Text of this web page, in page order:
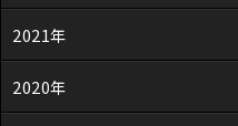
2021年
2020年